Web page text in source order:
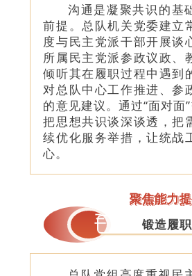
沟通是凝聚共识的基
前提。总队机关党委建立
度与民主党派干部开展谈
所属民主党派参政议政、
倾听其在履职过程中遇到
对总队中心工作推进、参
的意见建议。通过“面对面
把思想共识谈深谈透，把
续优化服务举措，让统战
心。
聚焦能力
三
锻造履